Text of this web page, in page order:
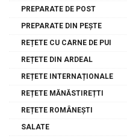
PREPARATE DE POST
PREPARATE DIN PEȘTE
REȚETE CU CARNE DE PUI
REȚETE DIN ARDEAL
REȚETE INTERNAȚIONALE
REȚETE MĂNĂSTIREȚTI
REȚETE ROMÂNEȘTI
SALATE